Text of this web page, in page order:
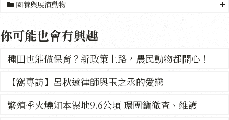
圈養與展演動物
你可能也會有興趣
種田也能做保育？新政策上路，農民動物都開心！
【窩專訪】呂秋遠律師與玉之丞的愛戀
繁殖季火燒知本濕地9.6公頃 環團籲徹查、維護